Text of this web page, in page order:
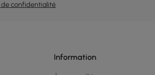
de confidentialité
Information